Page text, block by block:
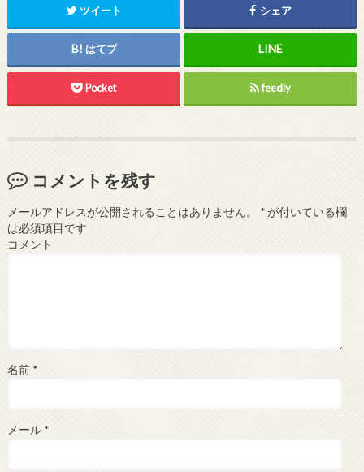
ツイート シェア
はてブ
Pocket feedly
コメントを残す
メールアドレスが公開されることはありません。 *が付いている欄
は必須項目です
コメント
名前 *
メール *